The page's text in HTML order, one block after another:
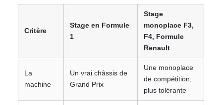
Critère
Stage en Formule
1
Stage
monoplace F3,
F4, Formule
Renault
La
machine
Un vrai châssis de
Grand Prix
Une monoplace
de compétition,
plus tolérante